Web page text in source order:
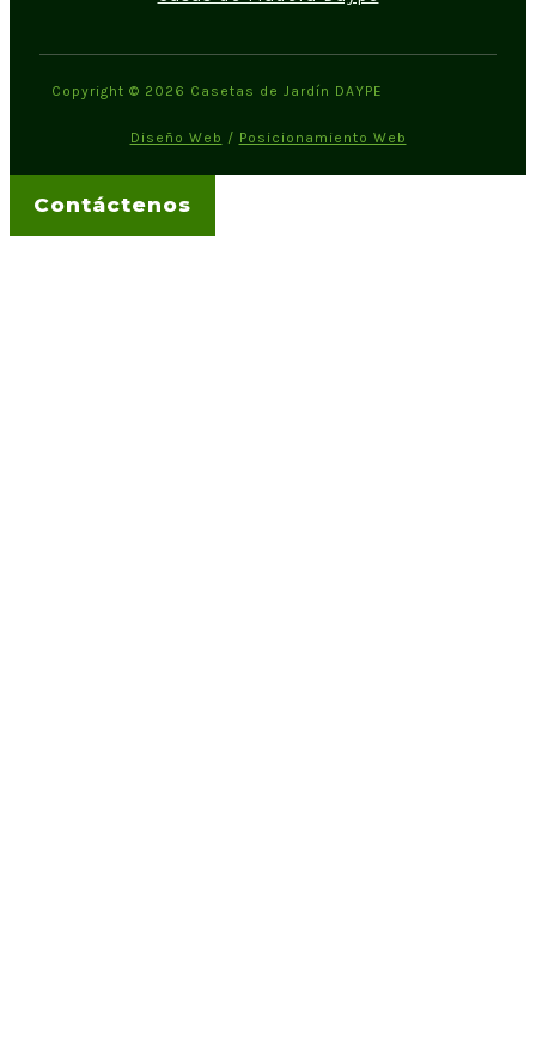
Copyright © 2026 Casetas de Jardín DAYPE
Diseño Web / Posicionamiento Web
Contáctenos